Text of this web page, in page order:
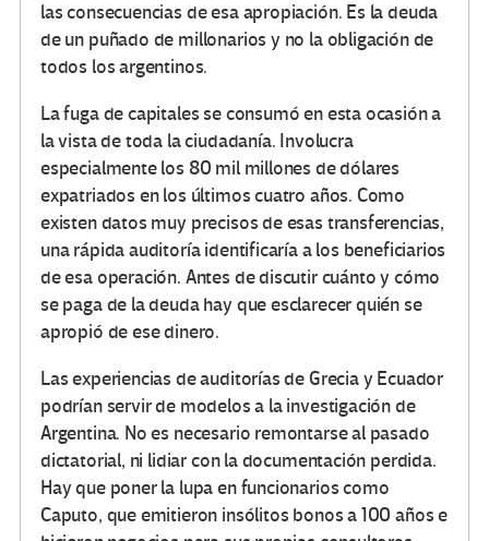
las consecuencias de esa apropiación. Es la deuda
de un puñado de millonarios y no la obligación de
todos los argentinos.
La fuga de capitales se consumó en esta ocasión a
la vista de toda la ciudadanía. Involucra
especialmente los 80 mil millones de dólares
expatriados en los últimos cuatro años. Como
existen datos muy precisos de esas transferencias,
una rápida auditoría identificaría a los beneficiarios
de esa operación. Antes de discutir cuánto y cómo
se paga de la deuda hay que esclarecer quién se
apropió de ese dinero.
Las experiencias de auditorías de Grecia y Ecuador
podrían servir de modelos a la investigación de
Argentina. No es necesario remontarse al pasado
dictatorial, ni lidiar con la documentación perdida.
Hay que poner la lupa en funcionarios como
Caputo, que emitieron insólitos bonos a 100 años e